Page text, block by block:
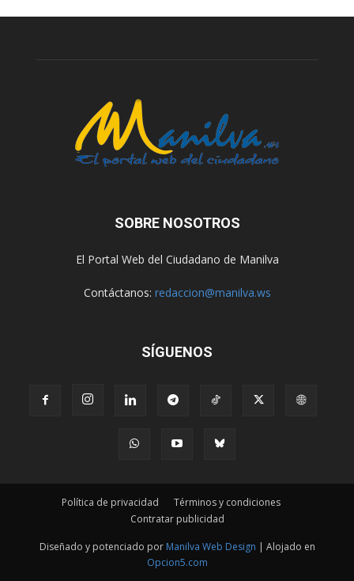
SOBRE NOSOTROS
El Portal Web del Ciudadano de Manilva
Contáctanos: redaccion@manilva.ws
SÍGUENOS
Política de privacidad
Términos y condiciones
Contratar publicidad
Diseñado y potenciado por Manilva Web Design | Alojado en
Opcion5.com